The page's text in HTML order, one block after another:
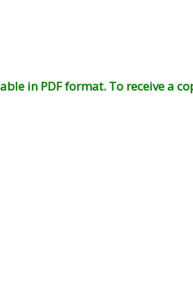
in PDF format. To receive a